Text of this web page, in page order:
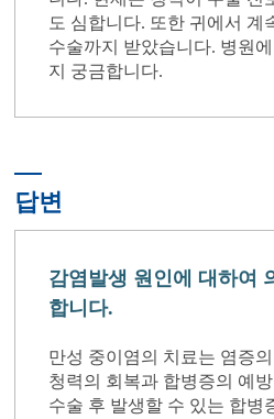
도 심합니다. 또한 귀에서 계
수술까지 받았습니다. 병원
지 궁금합니다.
답변
감염발생 원인에 대하여
합니다.
만성 중이염의 치료는 염증
청력의 회복과 합병증의 예
수술 후 발생할 수 있는 합병